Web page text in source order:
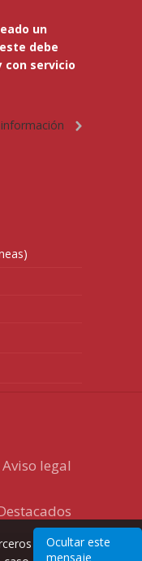
Ocultar este
mensaje
un
debe
servicio
Aviso legal